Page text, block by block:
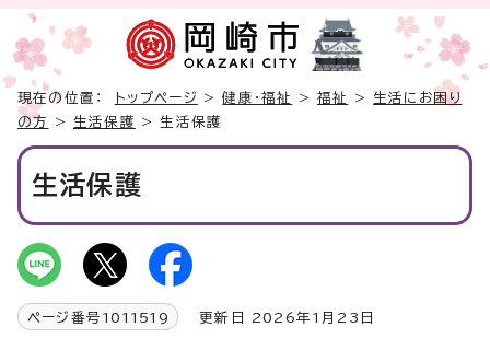
現在の位置： トップページ >健康・福祉 >福祉 >生活にお困り
の方
>生活保護 > 生活保護
生活保護
ページ番号 1011519 更新日 2026年1月23日